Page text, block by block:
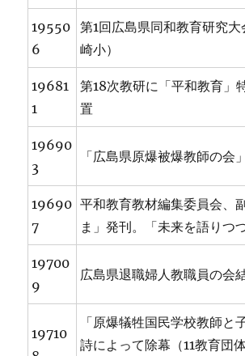
19550
6
第1回広島県同和教育研究
崎小）
19681
1
第18次教研に「平和教育」
置
19690
3
「広島県原爆被爆教師の会
19690
7
平和教育教材編集委員会、
ま」発刊。「未来を語りつ
19700
9
広島県退職婦人教職員の会
19710
「原爆犠牲国民学校教師と
詩によって除幕（11教育団